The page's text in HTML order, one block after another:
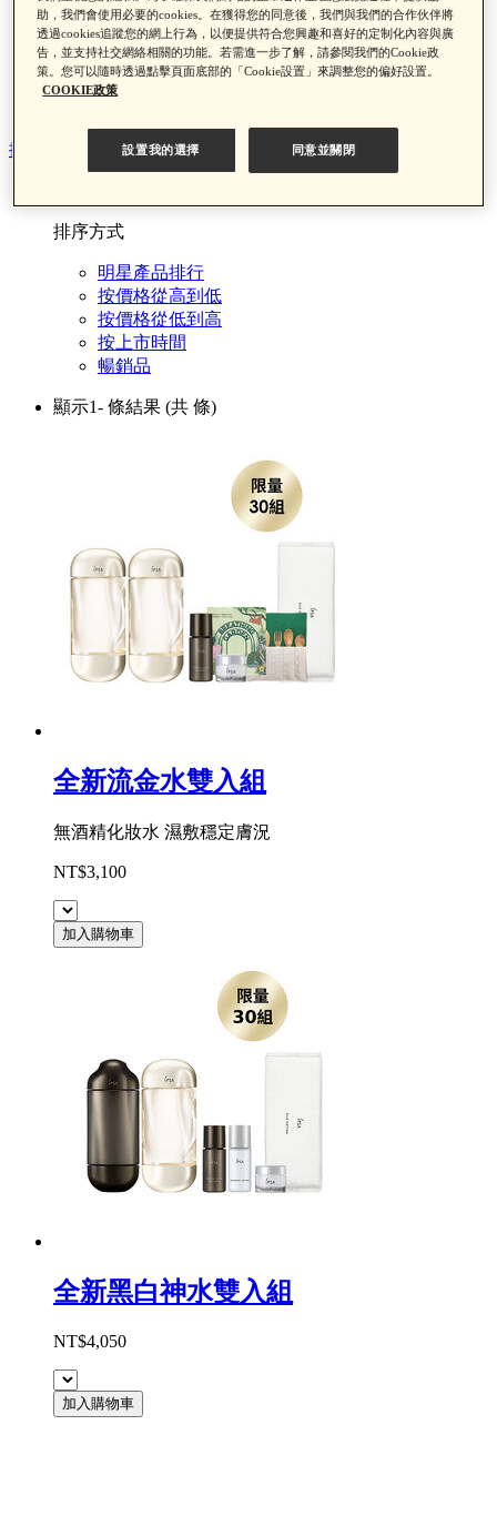
追光淨亮精華組
黑金神水夏日限定組
遮瑕盤夏日限定組
顆粒掰掰精華組
排序方式
排序方式
明星產品排行
按價格從高到低
按價格從低到高
按上市時間
暢銷品
顯示1- 條結果 (共 條)
全新流金水雙入組
無酒精化妝水 濕敷穩定膚況
NT$3,100
加入購物車
全新黑白神水雙入組
NT$4,050
加入購物車
助，我們會使用必要的cookies。在獲得您的同意後，我們與我們的合作伙伴將
透過cookies追蹤您的網上行為，以便提供符合您興趣和喜好的定制化內容與廣
告，並支持社交網絡相關的功能。若需進一步了解，請參閱我們的Cookie政
策。您可以隨時透過點擊頁面底部的「Cookie設置」來調整您的偏好設置。
COOKIE政策
設置我的選擇 同意並關閉